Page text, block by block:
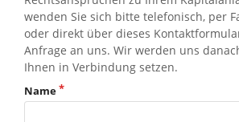
wenden Sie sich bitte telefonisch, per
oder direkt über dieses
Anfrage an uns. Wir werden uns
Ihnen in Verbindung setzen.
Name